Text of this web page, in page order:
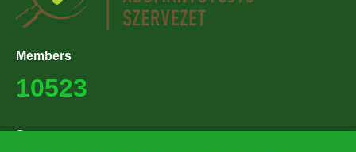
Members
10523
Supporters